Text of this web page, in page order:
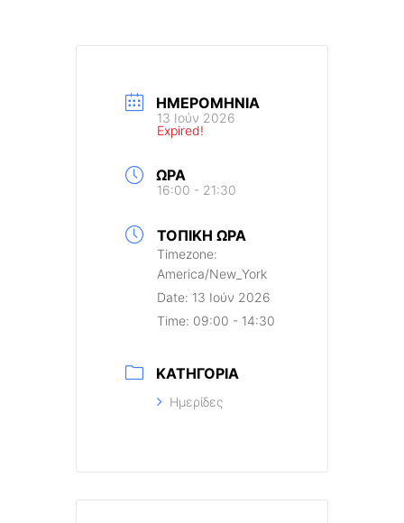
ΗΜΕΡΟΜΗΝΊΑ
13 Ιούν 2026
Expired!
ΏΡΑ
16:00 - 21:30
ΤΟΠΙΚΉ ΏΡΑ
Timezone:
America/New_York
Date: 13 Ιούν 2026
Time: 09:00 - 14:30
ΚΑΤΗΓΟΡΊΑ
Ημερίδες